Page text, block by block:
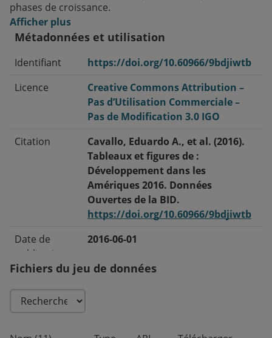
phases de croissance.
Afficher plus
Métadonnées et utilisation
Identifiant
https://doi.org/10.60966/9bdjiwtb
Licence
Creative Commons Attribution –
Pas d’Utilisation Commerciale –
Pas de Modification 3.0 IGO
Citation
Cavallo, Eduardo A., et al. (2016).
Tableaux et figures de :
Développement dans les
Amériques 2016. Données
Ouvertes de la BID.
https://doi.org/10.60966/9bdjiwtb
Date de
publication
2016-06-01
modification
Clés
dépendance · Épargne extérieure ·
Fichiers du jeu de données